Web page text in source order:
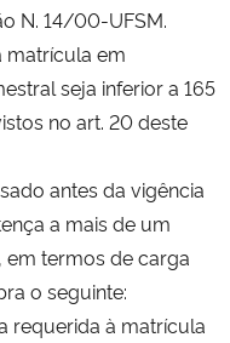
N. 14/00-UFSM.
matrícula em
seja inferior a 165
no art. 20 deste
antes da vigência
a mais de um
termos de carga
o seguinte:
requerida à matrícula